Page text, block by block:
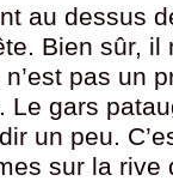
au dessus
Bien sûr, il
pas un
Le gars
un peu.
sur la rive